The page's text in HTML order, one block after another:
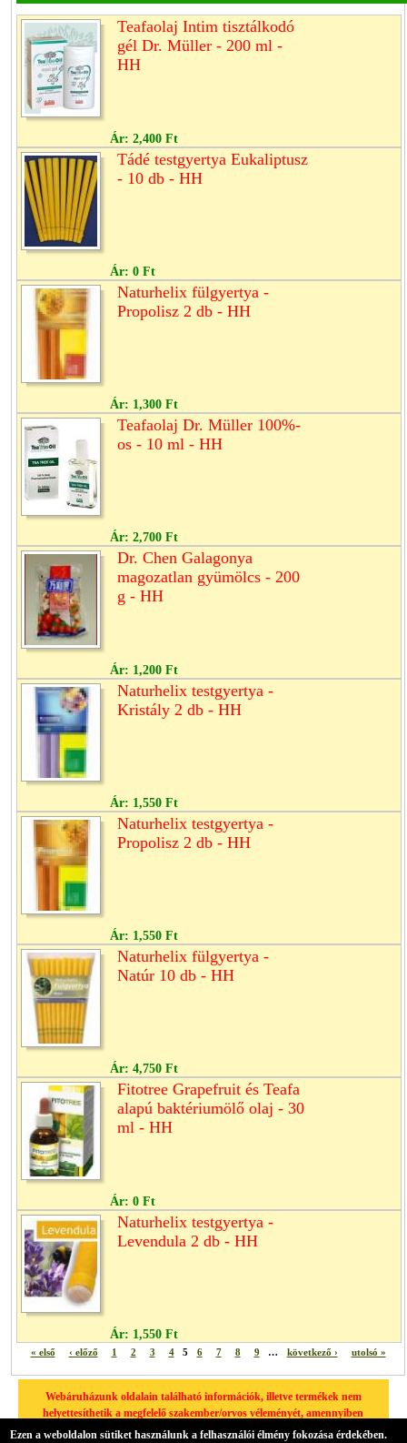
Teafaolaj Intim tisztálkodó
gél Dr. Müller - 200 ml -
HH
Ár: 2,400 Ft
Tádé testgyertya Eukaliptusz
- 10 db - HH
Ár: 0 Ft
Naturhelix fülgyertya -
Propolisz 2 db - HH
Ár: 1,300 Ft
Teafaolaj Dr. Müller 100%-
os - 10 ml - HH
Ár: 2,700 Ft
Dr. Chen Galagonya
magozatlan gyümölcs - 200
g - HH
Ár: 1,200 Ft
Naturhelix testgyertya -
Kristály 2 db - HH
Ár: 1,550 Ft
Naturhelix testgyertya -
Propolisz 2 db - HH
Ár: 1,550 Ft
Naturhelix fülgyertya -
Natúr 10 db - HH
Ár: 4,750 Ft
Fitotree Grapefruit és Teafa
alapú baktériumölő olaj - 30
ml - HH
Ár: 0 Ft
Naturhelix testgyertya -
Levendula 2 db - HH
Ár: 1,550 Ft
« első ‹ előző 1 2 3 4 5 6 7 8 9 … következő › utolsó »
Webáruházunk oldalain található információk, illetve termékek nem
helyettesíthetik a megfelelő szakember/orvos véleményét, amennyiben
egészségügyi problémája van, kérjük minden esetben forduljon
Ezen a weboldalon sütiket használunk a felhasználói élmény fokozása érdekében.